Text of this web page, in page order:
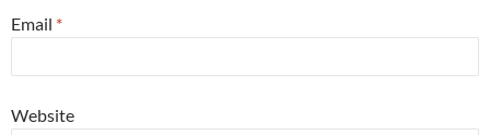
Email *
Website